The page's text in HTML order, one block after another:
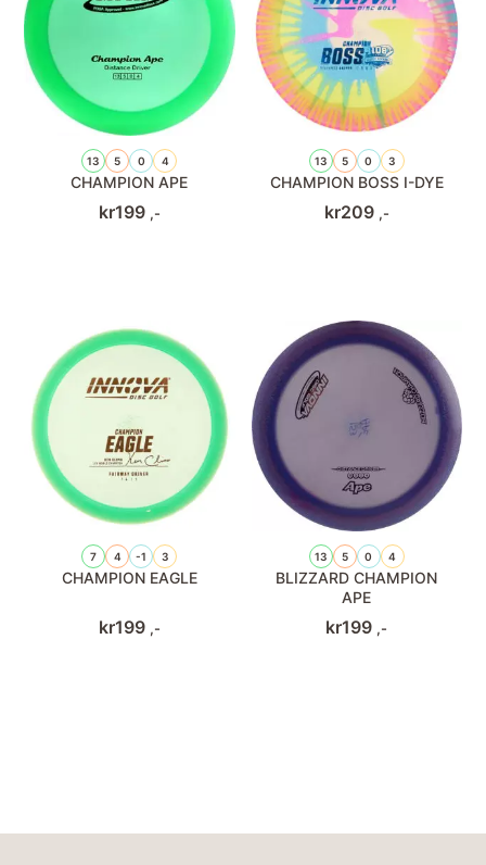
13 5 0 4
CHAMPION APE
kr199 ,-
13 5 0 3
CHAMPION BOSS I-DYE
kr209 ,-
7 4 -1 3
CHAMPION EAGLE
kr199 ,-
13 5 0 4
BLIZZARD CHAMPION
APE
kr199 ,-